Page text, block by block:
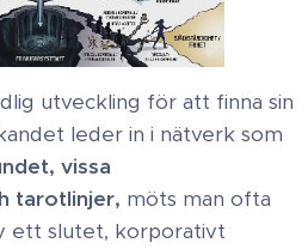
utveckling för att finna sin
leder in i nätverk som
vissa
tarotlinjer, möts man ofta
ett slutet, korporativt